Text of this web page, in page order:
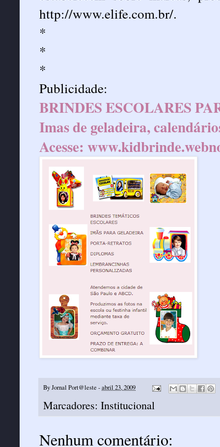
http://www.elife.com.br/.
*
*
*
Publicidade:
BRINDES ESCOLARES
Imas de geladeira,
Acesse:
ByJornal Port@leste -abril 23, 2009
Marcadores: Institucional
Nenhum comentário: